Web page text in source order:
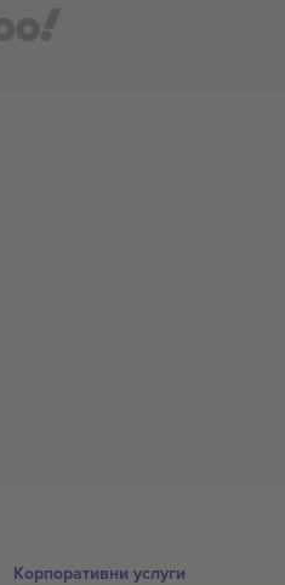
Корпоративни услуги